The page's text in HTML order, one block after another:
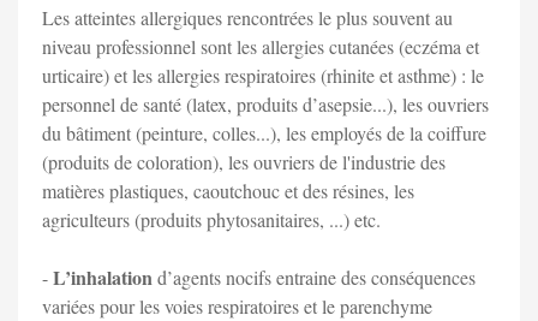
Les atteintes allergiques rencontrées le plus souvent au
niveau professionnel sont les allergies cutanées (eczéma et
urticaire) et les allergies respiratoires (rhinite et asthme) : le
personnel de santé (latex, produits d’asepsie...), les ouvriers
du bâtiment (peinture, colles...), les employés de la coiffure
(produits de coloration), les ouvriers de l'industrie des
matières plastiques, caoutchouc et des résines, les
agriculteurs (produits phytosanitaires, ...) etc.
-L’inhalationd’agents nocifs entraine des conséquences
variées pour les voies respiratoires et le parenchyme